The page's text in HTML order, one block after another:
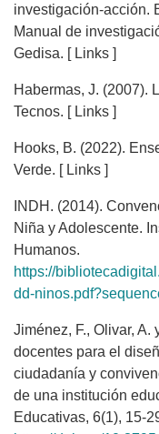
investigación-acción.
Manual de
Gedisa. [ Links ]
Habermas, J. (2007).
Tecnos. [ Links ]
Hooks, B. (2022).
Verde. [ Links ]
INDH. (2014).
Niña y Adolescente.
Humanos.
https://
dd-
Jiménez, F., Olivar, A.
docentes para el
ciudadanía y
de una institución
Educativas, 6(1), 15-